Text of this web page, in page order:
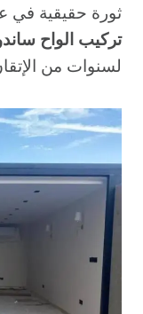
ثورة حقيقية في
تركيب الواح
لسنوات من